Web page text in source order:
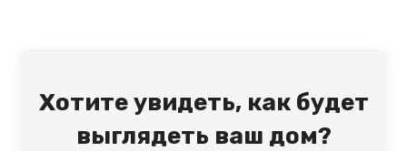
Хотите увидеть, как будет
выглядеть ваш дом?